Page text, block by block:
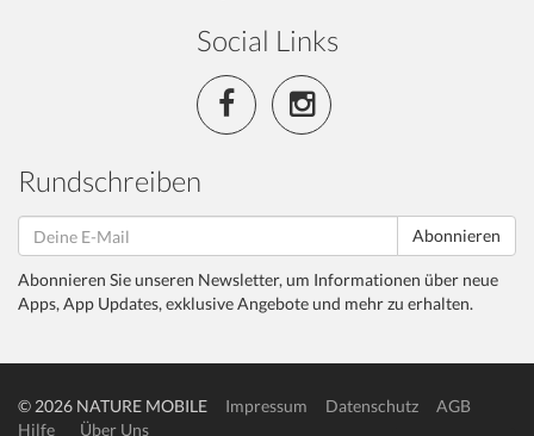
Social Links
Rundschreiben
Abonnieren
Abonnieren Sie unseren Newsletter, um Informationen über neue
Apps, App Updates, exklusive Angebote und mehr zu erhalten.
© 2026 NATURE MOBILE Impressum Datenschutz
AGB
Hilfe
Über Uns